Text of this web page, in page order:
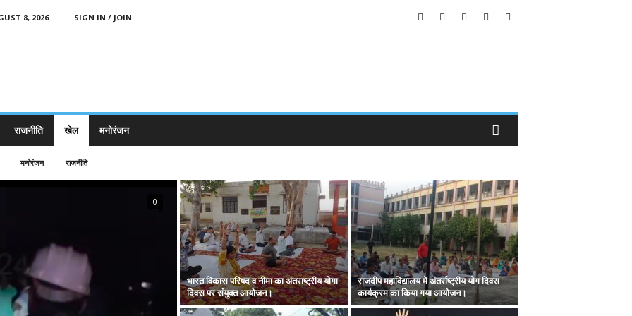
8, 2026
SIGN IN / JOIN
राजनीति खेल मनोरंजन
मनोरंजन राजनीति
0
भारत विकास परिषद व नीमा का अंतराष्ट्रीय योगा
दिवस पर संयुक्त आयोजन।
राजदीप महाविद्यालय में अंतर्राष्ट्रीय योग दिवस
कार्यक्रम का किया गया आयोजन।